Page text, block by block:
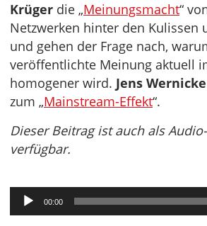
Krüger die „Meinungsmacht“
Netzwerken hinter den Kulissen
und gehen der Frage nach,
veröffentlichte Meinung aktuell
homogener wird. Jens Wernicke
zum „Mainstream-Effekt“.
Dieser Beitrag ist auch als
verfügbar.
Audio-
Player
00:00